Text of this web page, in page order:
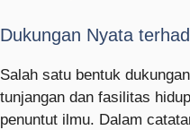
Dukungan Nyata
Salah satu bentuk
tunjangan dan fasilitas
penuntut ilmu. Dalam